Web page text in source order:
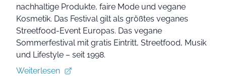
nachhaltige Produkte, faire Mode und vegane
Kosmetik. Das Festival gilt als größtes veganes
Streetfood-Event Europas. Das vegane
Sommerfestival mit gratis Eintritt, Streetfood, Musik
und Lifestyle – seit 1998.
Weiterlesen